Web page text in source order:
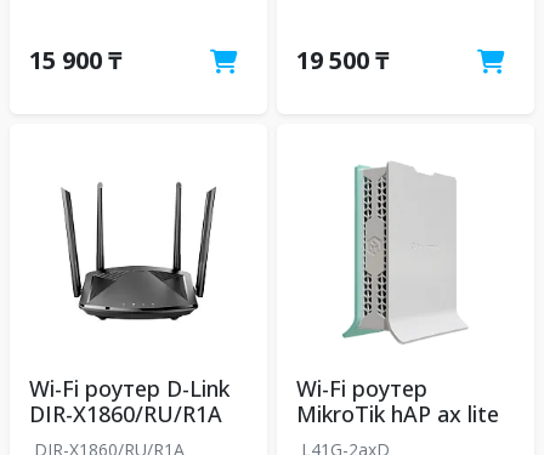
15 900 ₸ 19 500 ₸
Wi-Fi роутер D-Link
DIR-X1860/RU/R1A
DIR-X1860/RU/R1A
Wi-Fi роутер
MikroTik hAP ax lite
L41G-2axD